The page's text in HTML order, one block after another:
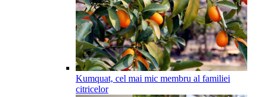
Kumquat, cel mai mic membru al familiei
citricelor